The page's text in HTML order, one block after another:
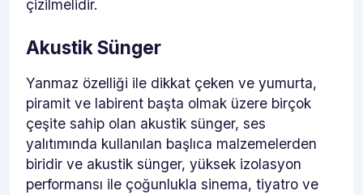
çizilmelidir.
Akustik Sünger
Yanmaz özelliği ile dikkat çeken ve yumurta,
piramit ve labirent başta olmak üzere birçok
çeşite sahip olan akustik sünger, ses
yalıtımında kullanılan başlıca malzemelerden
biridir ve akustik sünger, yüksek izolasyon
performansı ile çoğunlukla sinema, tiyatro ve